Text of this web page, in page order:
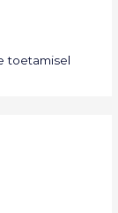
toetamisel